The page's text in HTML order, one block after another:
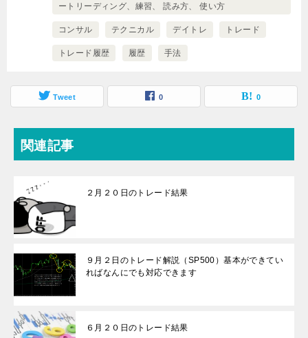
ートリーディング、練習、 読み方、 使い方
コンサル テクニカル デイトレ トレード
トレード履歴 履歴 手法
Tweet 0 0
関連記事
２月２０日のトレード結果
９月２日のトレード解説（SP500）基本ができてい
ればなんにでも対応できます
６月２０日のトレード結果